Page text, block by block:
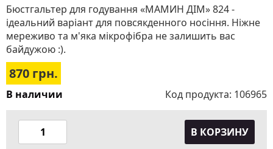
Бюстгальтер для годування «МАМИН ДІМ» 824 -
ідеальний варіант для повсякденного носіння. Ніжне
мереживо та м'яка мікрофібра не залишить вас
байдужою :).
870 грн.
В наличии Код продукта: 106965
В КОРЗИНУ